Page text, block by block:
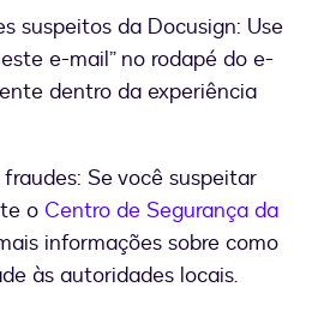
suspeitos da Docusign: Use
e-mail” no rodapé do e-
dentro da experiência
Se você suspeitar
o Centro de Segurança da
informações sobre como
às autoridades locais.